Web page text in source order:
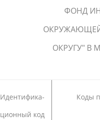
ФОНД
ОКРУГУ" В
Идентифика-
ционный код
Коды